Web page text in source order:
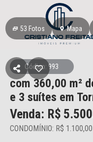
53 Fotos Mapa
Código: 993
com 360,00 m²
e 3 suítes em
Venda: R$
CONDOMÍNIO: R$ 1.100,00